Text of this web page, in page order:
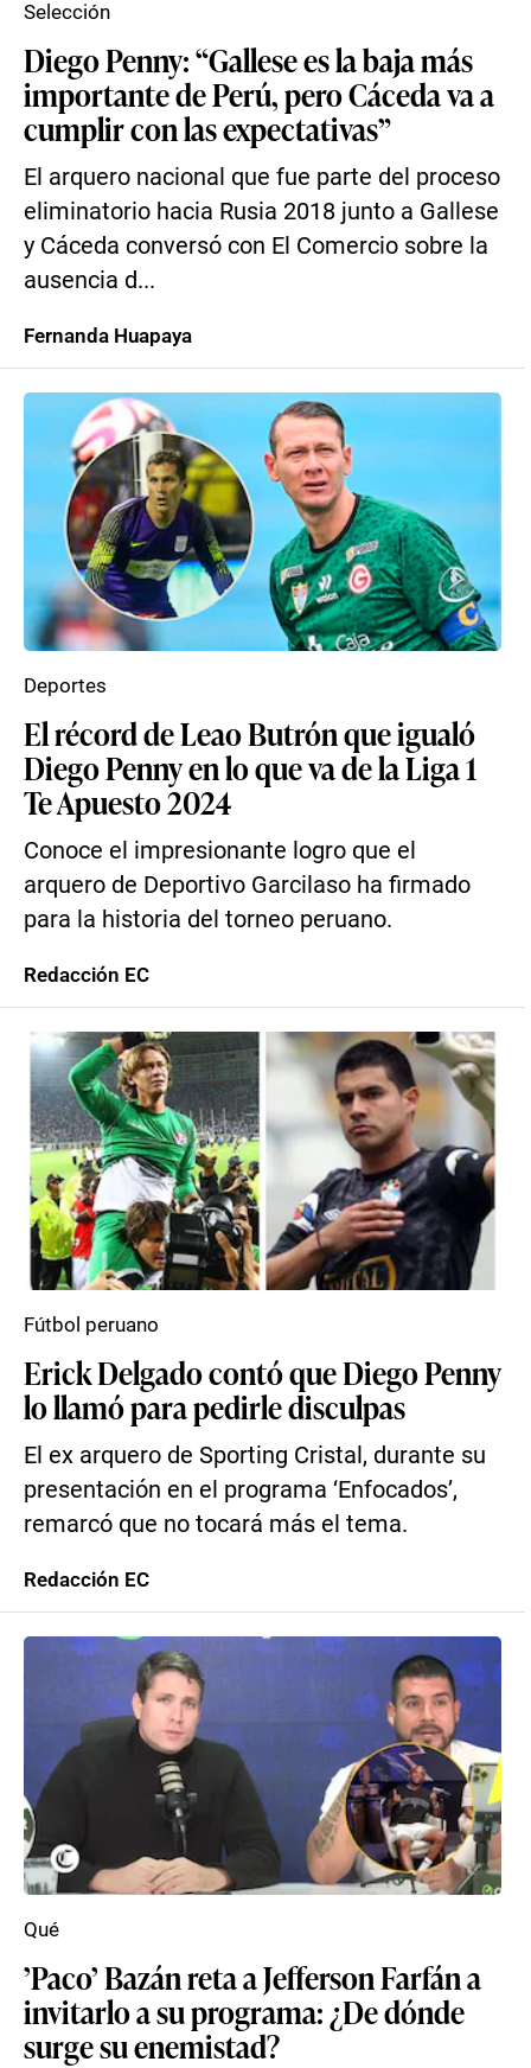
Diego Penny: “Gallese es la baja más
importante de Perú, pero Cáceda va a
cumplir con las expectativas”
El arquero nacional que fue parte del proceso
eliminatorio hacia Rusia 2018 junto a Gallese
y Cáceda conversó con El Comercio sobre la
ausencia d...
Selección
Fernanda Huapaya
El récord de Leao Butrón que igualó
Diego Penny en lo que va de la Liga 1
Te Apuesto 2024
Conoce el impresionante logro que el
arquero de Deportivo Garcilaso ha firmado
para la historia del torneo peruano.
Deportes
Redacción EC
Erick Delgado contó que Diego Penny
lo llamó para pedirle disculpas
El ex arquero de Sporting Cristal, durante su
presentación en el programa ‘Enfocados’,
remarcó que no tocará más el tema.
Fútbol peruano
Redacción EC
’Paco’ Bazán reta a Jefferson Farfán a
invitarlo a su programa: ¿De dónde
surge su enemistad?
Qué